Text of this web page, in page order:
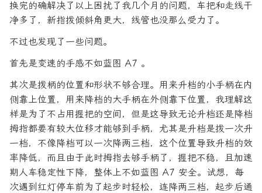
换完的确解决了以上困扰了我几个月的问题，车把和走线干
净多了，新指拨倾斜角更大，线管也没那么受力了。
不过也发现了一些问题。
首先是变速的手感不如蓝图 A7 。
其次是拨柄的位置和形状不够合理。用来升档的小手柄在内
侧靠上位置，用来降档的大手柄在外侧靠下位置，我理解这
样是为了不占用握把的空间，但是这导致无论升档还是降档
拇指都要有较大位移才能够到手柄，尤其是升档是拨一次升
一档，不像降档可以一次降两三档，这个位置导致升档的效
率降低，而且由于此时拇指去够手柄了，握把不稳，且加速
期人车稳定性下降，整体上不如蓝图 A7 安全。试想，每
次遇到红灯停车前为了起步时轻松，连降两三档，起步后通